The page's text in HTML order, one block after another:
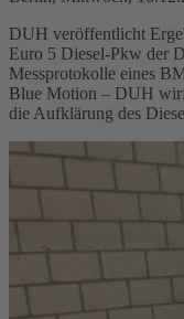
DUH veröffentlicht
Euro 5 Diesel-Pkw der
Messprotokolle eines
Blue Motion – DUH
die Aufklärung des